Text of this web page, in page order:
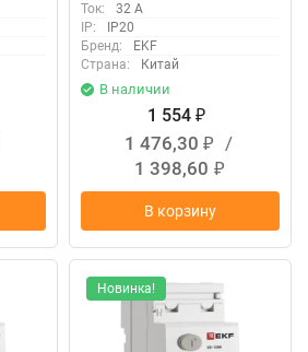
Ток:
32 А
IP:
IP20
Бренд:
EKF
Страна:
Китай
В наличии
1 554 ₽
1 476,30 ₽
/
1 398,60 ₽
В корзину
Новинка!